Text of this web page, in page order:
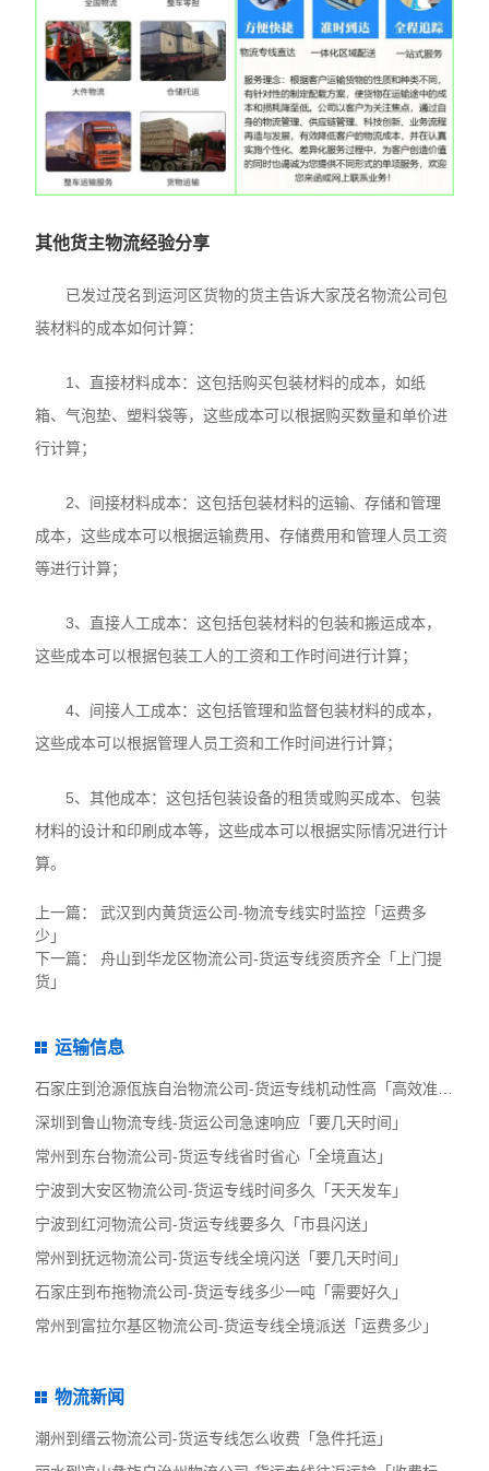
其他货主物流经验分享
已发过茂名到运河区货物的货主告诉大家茂名物流公司包
装材料的成本如何计算：
1、直接材料成本：这包括购买包装材料的成本，如纸
箱、气泡垫、塑料袋等，这些成本可以根据购买数量和单价进
行计算；
2、间接材料成本：这包括包装材料的运输、存储和管理
成本，这些成本可以根据运输费用、存储费用和管理人员工资
等进行计算；
3、直接人工成本：这包括包装材料的包装和搬运成本，
这些成本可以根据包装工人的工资和工作时间进行计算；
4、间接人工成本：这包括管理和监督包装材料的成本，
这些成本可以根据管理人员工资和工作时间进行计算；
5、其他成本：这包括包装设备的租赁或购买成本、包装
材料的设计和印刷成本等，这些成本可以根据实际情况进行计
算。
上一篇：武汉到内黄货运公司-物流专线实时监控「运费多
少」
下一篇：舟山到华龙区物流公司-货运专线资质齐全「上门提
货」
运输信息
深圳到鲁山物流专线-货运公司急速响应「要几天时间」
常州到东台物流公司-货运专线省时省心「全境直达」
宁波到大安区物流公司-货运专线时间多久「天天发车」
宁波到红河物流公司-货运专线要多久「市县闪送」
常州到抚远物流公司-货运专线全境闪送「要几天时间」
石家庄到布拖物流公司-货运专线多少一吨「需要好久」
常州到富拉尔基区物流公司-货运专线全境派送「运费多少」
物流新闻
潮州到缙云物流公司-货运专线怎么收费「急件托运」